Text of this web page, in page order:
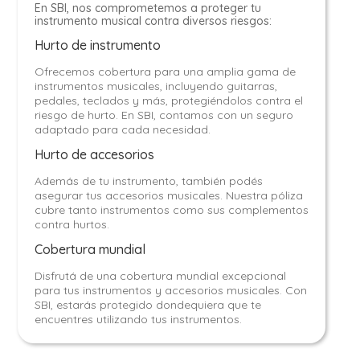
En SBI, nos comprometemos a proteger tu
instrumento musical contra diversos riesgos:
Hurto de instrumento
Ofrecemos cobertura para una amplia gama de
instrumentos musicales, incluyendo guitarras,
pedales, teclados y más, protegiéndolos contra el
riesgo de hurto. En SBI, contamos con un seguro
adaptado para cada necesidad.
Hurto de accesorios
Además de tu instrumento, también podés
asegurar tus accesorios musicales. Nuestra póliza
cubre tanto instrumentos como sus complementos
contra hurtos.
Cobertura mundial
Disfrutá de una cobertura mundial excepcional
para tus instrumentos y accesorios musicales. Con
SBI, estarás protegido dondequiera que te
encuentres utilizando tus instrumentos.